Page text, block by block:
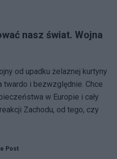
nasz świat. Wojna
od upadku żelaznej kurtyny
twardo i bezwzględnie. Chce
w Europie i cały
Zachodu, od tego, czy
Post